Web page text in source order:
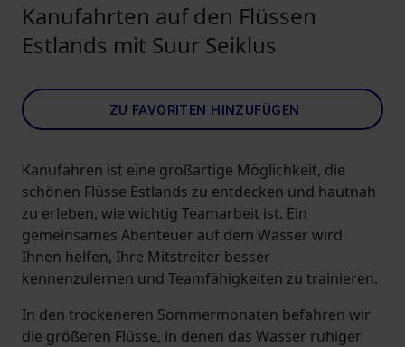
Kanufahrten auf den Flüssen
Estlands mit Suur Seiklus
ZU FAVORITEN HINZUFÜGEN
Kanufahren ist eine großartige Möglichkeit, die
schönen Flüsse Estlands zu entdecken und hautnah
zu erleben, wie wichtig Teamarbeit ist. Ein
gemeinsames Abenteuer auf dem Wasser wird
Ihnen helfen, Ihre Mitstreiter besser
kennenzulernen und Teamfähigkeiten zu trainieren.
In den trockeneren Sommermonaten befahren wir
die größeren Flüsse, in denen das Wasser ruhiger